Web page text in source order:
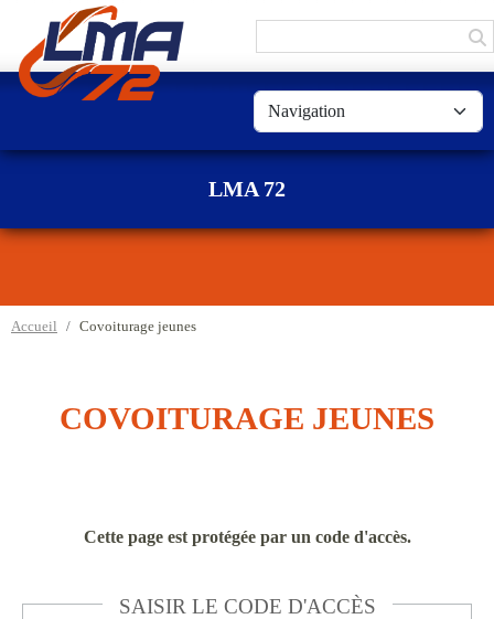
LMA 72
Accueil Covoiturage jeunes
COVOITURAGE JEUNES
Cette page est protégée par un code d'accès.
SAISIR LE CODE D'ACCÈS
Panneau de gestion des cookies